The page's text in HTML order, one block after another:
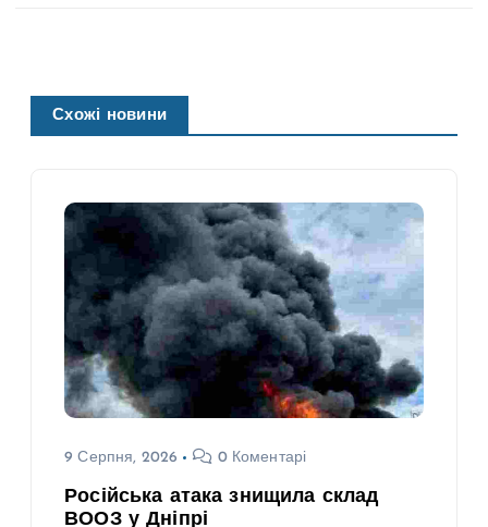
Схожі новини
9 Серпня, 2026 0 Коментарі
Російська атака знищила склад
ВООЗ у Дніпрі